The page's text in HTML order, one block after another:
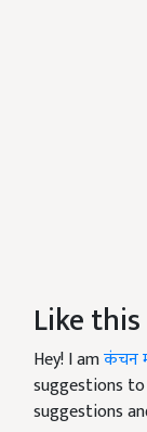
Like
Hey! I amकंचन
suggestions
suggestions